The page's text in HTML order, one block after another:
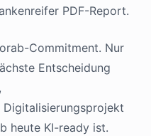
PDF-Report.
Commitment. Nur
Entscheidung
Digitalisierungsprojekt
heute KI-ready ist.